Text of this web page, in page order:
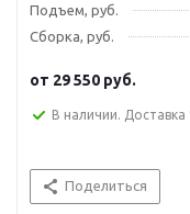
Подъем, руб.
Сборка, руб.
от 29 550 руб.
В наличии.
Поделиться